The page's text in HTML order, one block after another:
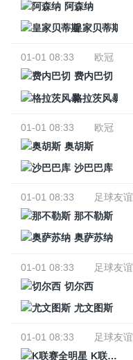
阿森纳
皇家贝蒂斯
01-01 08:33
欧冠
费内巴切
格拉茨风暴
01-01 08:33
欧冠
奥胡斯
沙巴巴库
01-01 08:33
足球友
那不勒斯
奥萨苏纳
01-01 08:33
足球友
切尔西
尤文图斯
01-01 08:33
足球友
K联赛全明星